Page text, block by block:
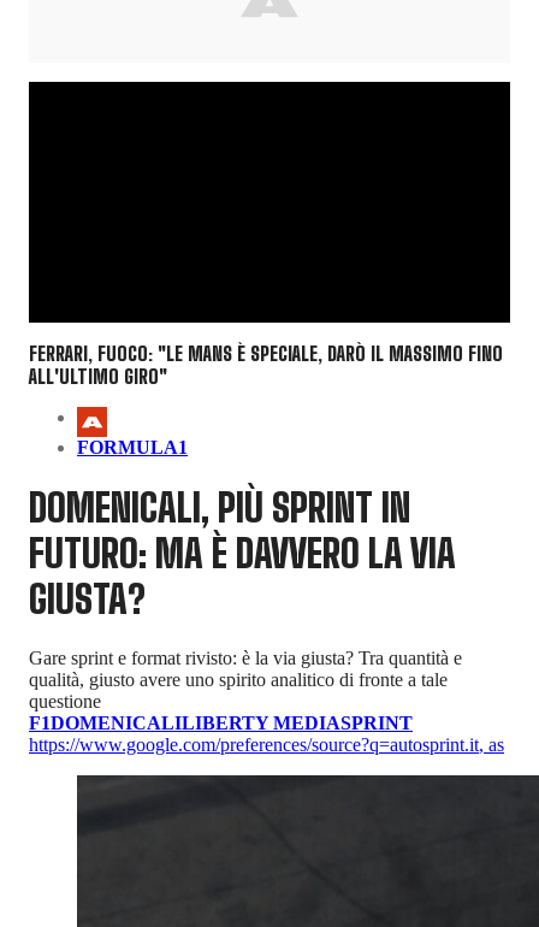
FERRARI, FUOCO: "LE MANS È SPECIALE, DARÒ IL MASSIMO FINO
ALL'ULTIMO GIRO"
FORMULA1
DOMENICALI, PIÙ SPRINT IN
FUTURO: MA È DAVVERO LA VIA
GIUSTA?
Gare sprint e format rivisto: è la via giusta? Tra quantità e
qualità, giusto avere uno spirito analitico di fronte a tale
questione
F1DOMENICALILIBERTY MEDIASPRINT
https://www.google.com/preferences/source?q=autosprint.it, as